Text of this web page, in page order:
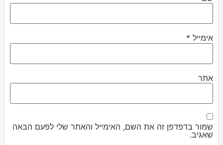
אימייל *
אתר
שמור בדפדפן זה את השם, האימייל והאתר שלי לפעם הבאה
שאגיב.